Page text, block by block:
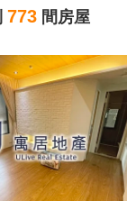
773 間房屋